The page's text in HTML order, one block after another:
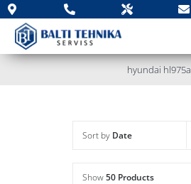
Skip
content
PAR KOMPĀNIJU
Apkope un remonts
hyundai hl975a
Sort by Date
Show50 Products